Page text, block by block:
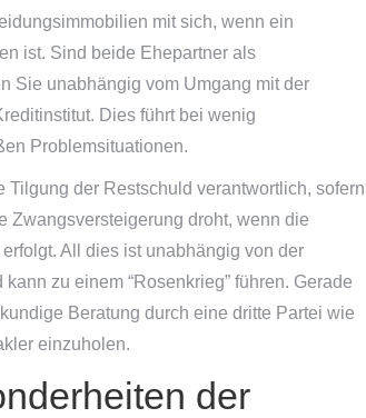
mit sich, wenn ein
ist. Sind beide Ehepartner als
Sie unabhängig vom Umgang mit der
Dies führt bei wenig
Problemsituationen.
Tilgung der Restschuld verantwortlich, sofern
Zwangsversteigerung droht, wenn die
All dies ist unabhängig von der
zu einem “Rosenkrieg” führen. Gerade
Beratung durch eine dritte Partei wie
einzuholen.
der